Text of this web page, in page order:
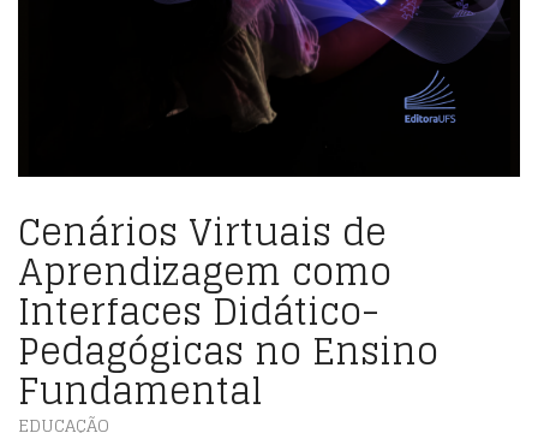
Cenários Virtuais de
Aprendizagem como
Interfaces Didático-
Pedagógicas no Ensino
Fundamental
EDUCAÇÃO